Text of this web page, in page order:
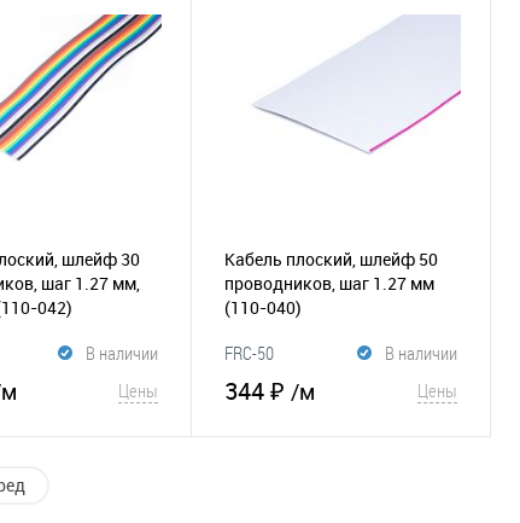
К
сравнению
шлейф 30
шаг 1.27 мм,
042)
В наличии
Цены
Кабель плоский, шлейф 50
проводников, шаг 1.27 мм
(110-040)
В наличии
FRC-50
344 ₽/м Цены